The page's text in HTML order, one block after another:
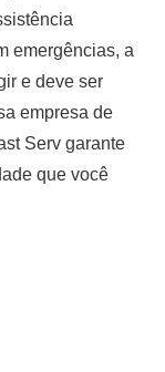
emergências, a
e deve ser
empresa de
Serv garante
que você